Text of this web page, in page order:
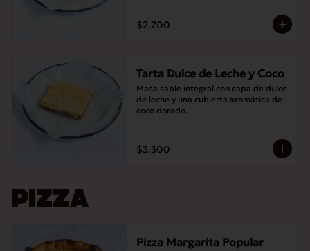
$2.700
Tarta Dulce de Leche y Coco
Masa sable integral con capa de dulce
de leche y una cubierta aromática de
coco dorado.
$3.300
PIZZA
Pizza Margarita Popular